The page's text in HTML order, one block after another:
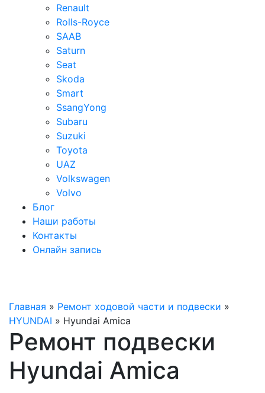
Renault
Rolls-Royce
SAAB
Saturn
Seat
Skoda
Smart
SsangYong
Subaru
Suzuki
Toyota
UAZ
Volkswagen
Volvo
Блог
Наши работы
Контакты
Онлайн запись
Главная » Ремонт ходовой части и подвески »
HYUNDAI » Hyundai Amica
Ремонт подвески
Hyundai Amica